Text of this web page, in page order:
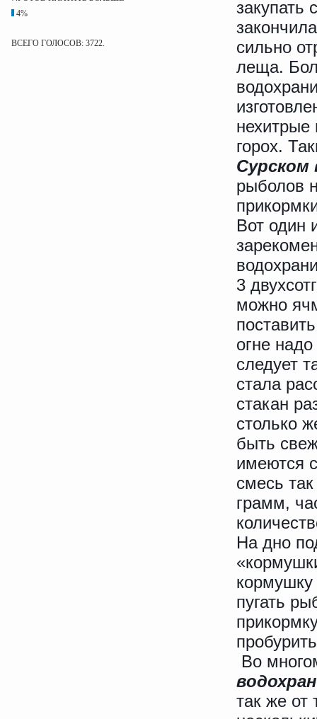
4%
ВСЕГО ГОЛОСОВ: 3722.
закупать
сильно
леща.
нехитрые
горох.
Сурском
рыболов
Вот один
3
можно
огне
следует
стала
стакан
столько
быть
имеются
смесь
грамм,
На дно
кормушку
пугать
Во
так же от